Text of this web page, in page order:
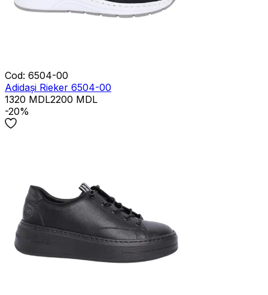
Cod: 6504-00
Adidași Rieker 6504-00
1320 MDL2200 MDL
-20%